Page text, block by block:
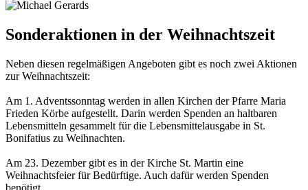
Sonderaktionen in der Weihnachtszeit
Neben diesen regelmäßigen Angeboten gibt es noch zwei Aktionen
zur Weihnachtszeit:
Am 1. Adventssonntag werden in allen Kirchen der Pfarre Maria
Frieden Körbe aufgestellt. Darin werden Spenden an haltbaren
Lebensmitteln gesammelt für die Lebensmittelausgabe in St.
Bonifatius zu Weihnachten.
Am 23. Dezember gibt es in der Kirche St. Martin eine
Weihnachtsfeier für Bedürftige. Auch dafür werden Spenden